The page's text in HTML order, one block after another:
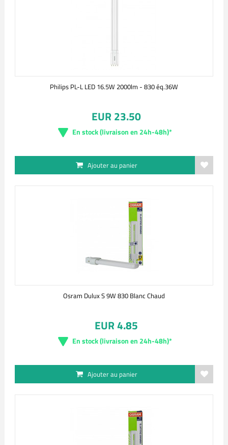
Philips PL-L LED 16.5W 2000lm - 830 éq.36W
EUR 23.50
En stock (livraison en 24h-48h)*
Ajouter au panier
Osram Dulux S 9W 830 Blanc Chaud
EUR 4.85
En stock (livraison en 24h-48h)*
Ajouter au panier